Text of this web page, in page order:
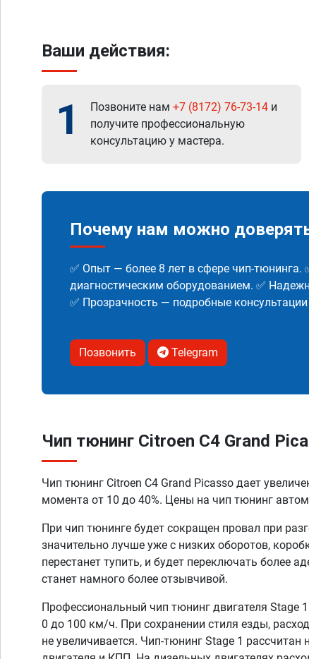
Ваши действия:
1 Позвоните нам +7 (8172) 76-73-14 и
получите профессиональную
консультацию у мастера.
Почему нам можно
✅ Опыт — более 8 лет в сфере чип-
диагностическим оборудованием. ✅
✅ Прозрачность — подробные
Позвонить Telegram
Чип тюнинг Citroen C4 Grand
Чип тюнинг Citroen C4 Grand Picasso дает
момента от 10 до 40%. Цены на чип тюнинг
При чип тюнинге будет сокращен провал при
значительно лучше уже с низких оборотов,
перестанет тупить, и будет переключать более
станет намного более отзывчивой.
Профессиональный чип тюнинг двигателя Stage
0 до 100 км/ч. При сохранении стиля езды,
не увеличивается. Чип-тюнинг Stage 1 рассчитан